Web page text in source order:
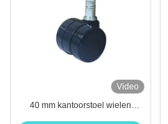
Video
40 mm kantoorstoel wielen